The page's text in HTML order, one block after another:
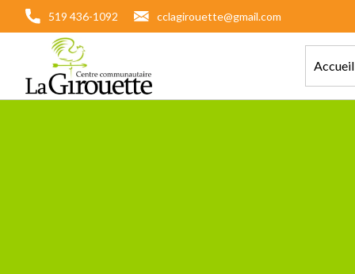
519 436-1092 cclagirouette@gmail.com
Accueil